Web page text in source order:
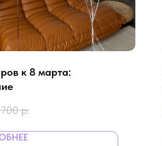
к 8 марта:
р.